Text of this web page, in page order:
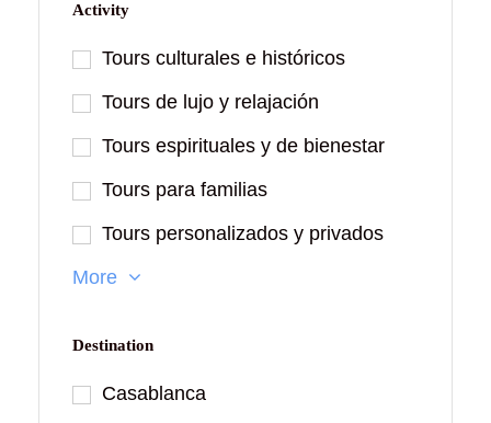
Activity
Tours culturales e históricos
Tours de lujo y relajación
Tours espirituales y de bienestar
Tours para familias
Tours personalizados y privados
More
Destination
Casablanca